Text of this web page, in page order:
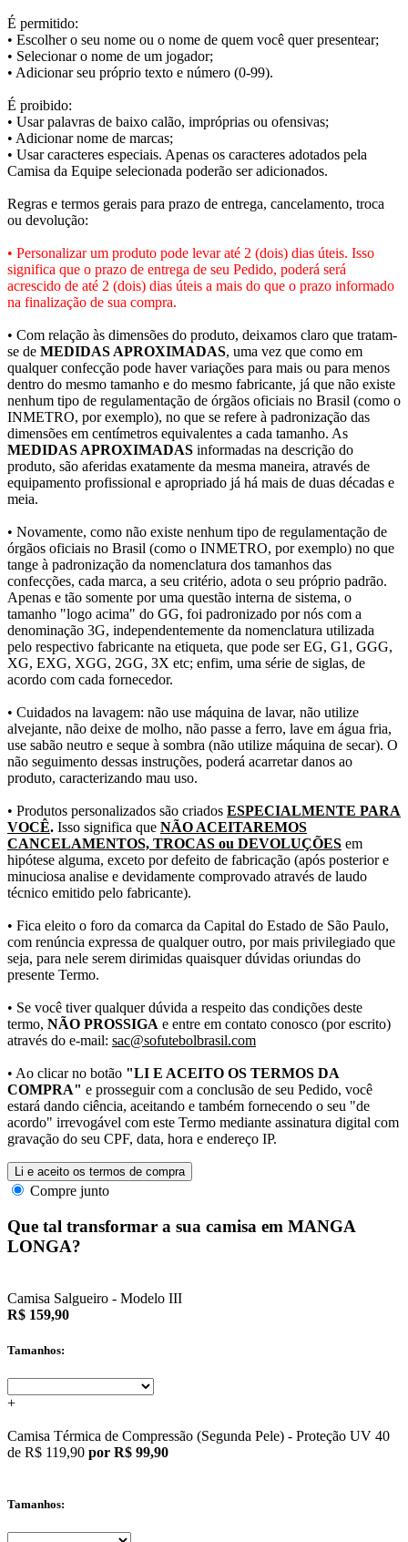
É permitido:
• Escolher o seu nome ou o nome de quem você quer presentear;
• Selecionar o nome de um jogador;
• Adicionar seu próprio texto e número (0-99).
É proibido:
• Usar palavras de baixo calão, impróprias ou ofensivas;
• Adicionar nome de marcas;
• Usar caracteres especiais. Apenas os caracteres adotados pela
Camisa da Equipe selecionada poderão ser adicionados.
Regras e termos gerais para prazo de entrega, cancelamento, troca
ou devolução:
• Personalizar um produto pode levar até 2 (dois) dias úteis. Isso
significa que o prazo de entrega de seu Pedido, poderá será
acrescido de até 2 (dois) dias úteis a mais do que o prazo informado
na finalização de sua compra.
• Com relação às dimensões do produto, deixamos claro que tratam-
se de MEDIDAS APROXIMADAS, uma vez que como em
qualquer confecção pode haver variações para mais ou para menos
dentro do mesmo tamanho e do mesmo fabricante, já que não existe
nenhum tipo de regulamentação de órgãos oficiais no Brasil (como o
INMETRO, por exemplo), no que se refere à padronização das
dimensões em centímetros equivalentes a cada tamanho. As
MEDIDAS APROXIMADAS informadas na descrição do
produto, são aferidas exatamente da mesma maneira, através de
equipamento profissional e apropriado já há mais de duas décadas e
meia.
• Novamente, como não existe nenhum tipo de regulamentação de
órgãos oficiais no Brasil (como o INMETRO, por exemplo) no que
tange à padronização da nomenclatura dos tamanhos das
confecções, cada marca, a seu critério, adota o seu próprio padrão.
Apenas e tão somente por uma questão interna de sistema, o
tamanho "logo acima" do GG, foi padronizado por nós com a
denominação 3G, independentemente da nomenclatura utilizada
pelo respectivo fabricante na etiqueta, que pode ser EG, G1, GGG,
XG, EXG, XGG, 2GG, 3X etc; enfim, uma série de siglas, de
acordo com cada fornecedor.
• Cuidados na lavagem: não use máquina de lavar, não utilize
alvejante, não deixe de molho, não passe a ferro, lave em água fria,
use sabão neutro e seque à sombra (não utilize máquina de secar). O
não seguimento dessas instruções, poderá acarretar danos ao
produto, caracterizando mau uso.
• Produtos personalizados são criados ESPECIALMENTE PARA
VOCÊ. Isso significa que NÃO ACEITAREMOS
CANCELAMENTOS, TROCAS ou DEVOLUÇÕES em
hipótese alguma, exceto por defeito de fabricação (após posterior e
minuciosa analise e devidamente comprovado através de laudo
técnico emitido pelo fabricante).
• Fica eleito o foro da comarca da Capital do Estado de São Paulo,
com renúncia expressa de qualquer outro, por mais privilegiado que
seja, para nele serem dirimidas quaisquer dúvidas oriundas do
presente Termo.
• Se você tiver qualquer dúvida a respeito das condições deste
termo, NÃO PROSSIGA e entre em contato conosco (por escrito)
através do e-mail: sac@sofutebolbrasil.com
• Ao clicar no botão "LI E ACEITO OS TERMOS DA
COMPRA" e prosseguir com a conclusão de seu Pedido, você
estará dando ciência, aceitando e também fornecendo o seu "de
acordo" irrevogável com este Termo mediante assinatura digital com
gravação do seu CPF, data, hora e endereço IP.
Li e aceito os termos de compra
Compre junto
Que tal transformar a sua camisa em MANGA
LONGA?
Camisa Salgueiro - Modelo III
R$ 159,90
Tamanhos:
+
Camisa Térmica de Compressão (Segunda Pele) - Proteção UV 40
de R$ 119,90 por R$ 99,90
Tamanhos: